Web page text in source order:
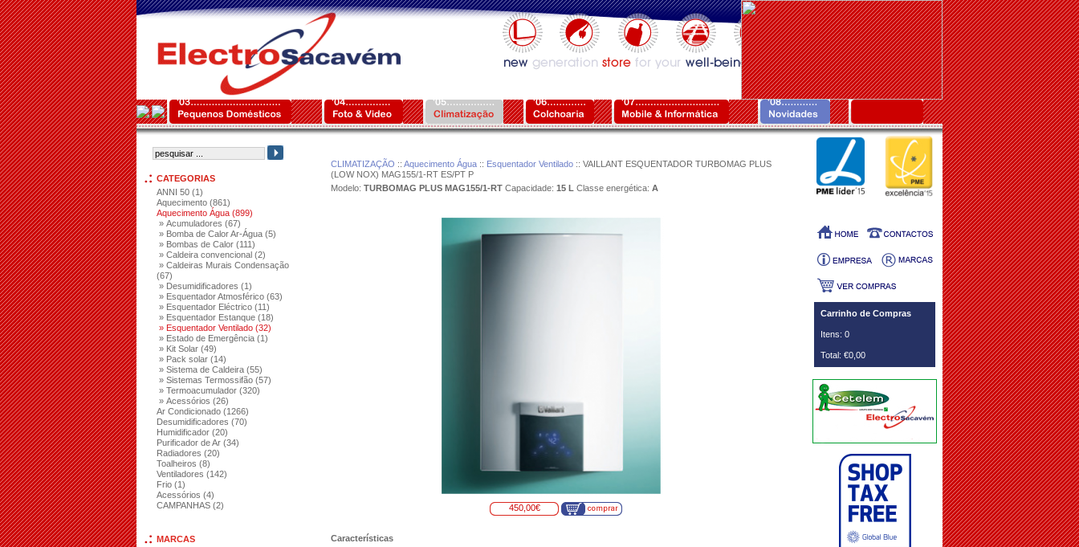
CATEGORIAS
ANNI 50 (1)
Aquecimento (861)
Aquecimento Água (899)
» Acumuladores (67)
» Bomba de Calor Ar-Água (5)
» Bombas de Calor (111)
» Caldeira convencional (2)
» Caldeiras Murais Condensação
(67)
» Desumidificadores (1)
» Esquentador Atmosférico (63)
» Esquentador Eléctrico (11)
» Esquentador Estanque (18)
» Esquentador Ventilado (32)
» Estado de Emergência (1)
» Kit Solar (49)
» Pack solar (14)
» Sistema de Caldeira (55)
» Sistemas Termossifão (57)
» Termoacumulador (320)
» Acessórios (26)
Ar Condicionado (1266)
Desumidificadores (70)
Humidificador (20)
Purificador de Ar (34)
Radiadores (20)
Toalheiros (8)
Ventiladores (142)
Frio (1)
Acessórios (4)
CAMPANHAS (2)
MARCAS
CLIMATIZAÇÃO :: Aquecimento Água:: Esquentador Ventilado:: VAILLANT ESQUENTADOR TURBOMAG PLUS
(LOW NOX) MAG155/1-RT ES/PT P
Modelo: TURBOMAG PLUS MAG155/1-RT Capacidade: 15 L Classe energética: A
450,00€
Características
Carrinho de Compras
Itens: 0
Total: €0,00